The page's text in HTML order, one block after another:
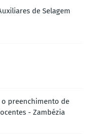
de Selagem
preenchimento de
- Zambézia